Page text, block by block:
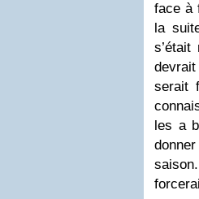
face à
la
serait
les a